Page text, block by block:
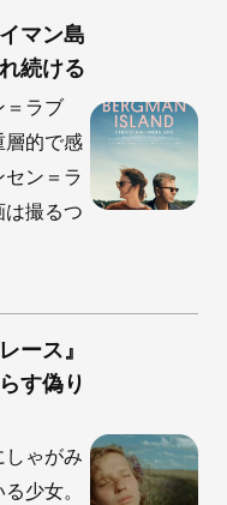
マン島
続ける
＝ラブ
層的で感
ン＝ラ
撮るつ
ース』
す偽り
ゃがみ
少女。